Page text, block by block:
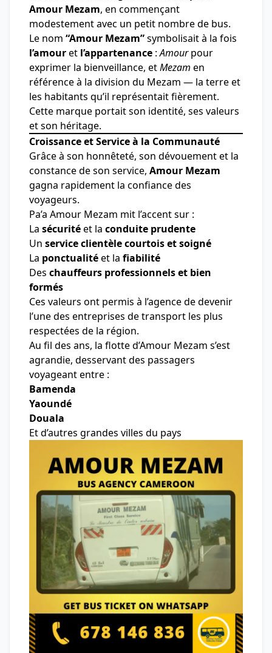
Amour Mezam, en commençant
modestement avec un petit nombre de bus.
Le nom “Amour Mezam”symbolisait à la fois
l’amouret l’appartenance :Amourpour
exprimer la bienveillance, etMezam en
référence à la division du Mezam — la terre et
les habitants qu’il représentait fièrement.
Cette marque portait son identité, ses valeurs
et son héritage.
Croissance et Service à la Communauté
Grâce à son honnêteté, son dévouement et la
constance de son service, Amour Mezam
gagna rapidement la confiance des
voyageurs.
Pa’a Amour Mezam mit l’accent sur :
La sécuritéet la conduite prudente
Un service clientèle courtois et soigné
La ponctualitéet la fiabilité
Des chauffeurs professionnels et bien
formés
Ces valeurs ont permis à l’agence de devenir
l’une des entreprises de transport les plus
respectées de la région.
Au fil des ans, la flotte d’Amour Mezam s’est
agrandie, desservant des passagers
voyageant entre :
Bamenda
Yaoundé
Douala
Et d’autres grandes villes du pays